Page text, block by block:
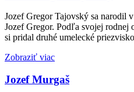
Jozef Gregor Tajovský sa narodil
Jozef Gregor. Podľa svojej rodnej
si pridal druhé umelecké
Zobraziť viac
Jozef Murgaš